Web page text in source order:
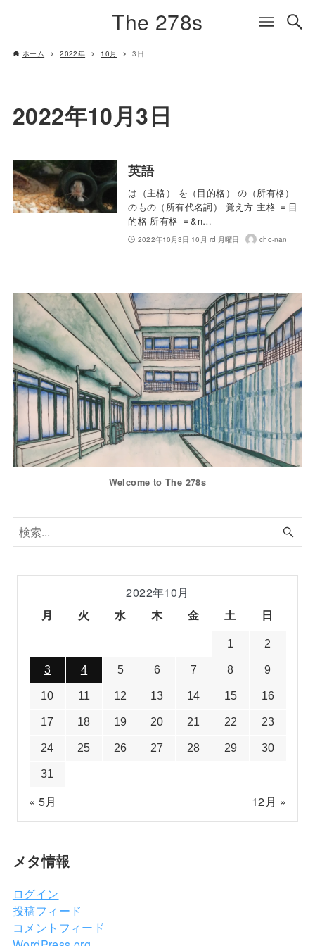
The 278s
ホーム 2022年 10月 3日
2022年10月3日
英語
は（主格） を（目的格） の（所有格）
のもの（所有代名詞） 覚え方 主格 ＝目
的格 所有格 ＝&n…
2022年10月3日 10月 rd 月曜日 cho-nan
Welcome to The 278s
2022年10月
月
火 水 木 金 土 日
1 2
3 4 5 6 7 8 9
10 11 12 13 14 15 16
17 18 19 20 21 22 23
24 25 26 27 28 29 30
31
« 5月 12月 »
メタ情報
ログイン
投稿フィード
コメントフィード